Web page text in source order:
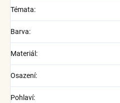
Témata:
Barva:
Materiál :
Osazení:
Pohlaví: